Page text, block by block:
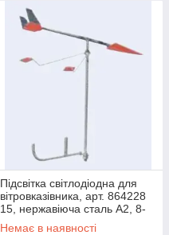
Підсвітка світлодіодна для
вітровказівника, арт. 864228
15, нержавіюча сталь А2, 8-
15В
Немає в наявності